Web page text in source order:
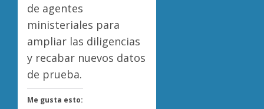
de agentes
ministeriales para
ampliar las diligencias
y recabar nuevos datos
de prueba.
Me gusta esto: